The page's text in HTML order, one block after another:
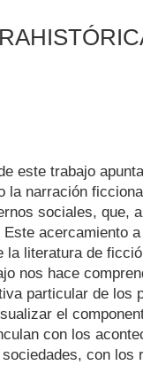
este trabajo
la narración
sociales, que,
acercamiento
la literatura de
nos hace
particular de los
el
con los
con